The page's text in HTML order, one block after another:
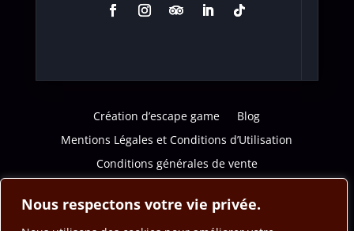
Nous respectons votre vie privée.
Création d’escape game
Blog
Mentions Légales et Conditions d’Utilisation
Conditions générales de vente